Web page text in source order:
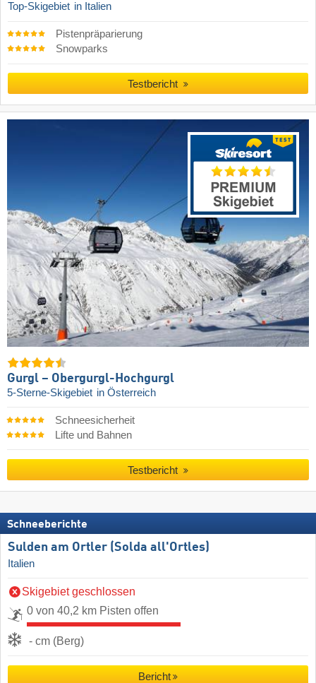
Top-Skigebiet in Italien
Pistenpräparierung
Snowparks
Testbericht
Gurgl – Obergurgl-Hochgurgl
5-Sterne-Skigebiet in Österreich
Schneesicherheit
Lifte und Bahnen
Testbericht
Schneeberichte
Sulden am Ortler (Solda all'Ortles)
Italien
Skigebiet geschlossen
0 von 40,2 km Pisten offen
- cm (Berg)
Bericht